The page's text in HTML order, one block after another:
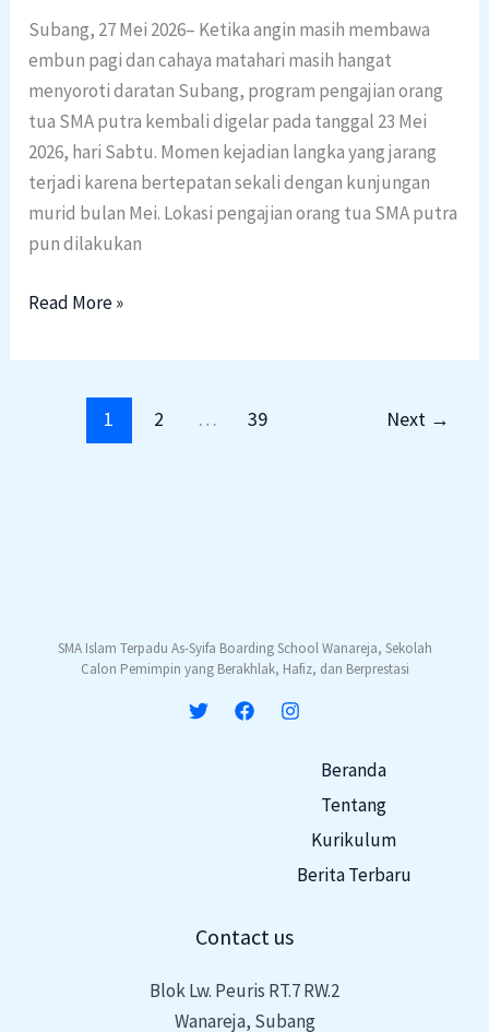
Subang, 27 Mei 2026– Ketika angin masih membawa
embun pagi dan cahaya matahari masih hangat
menyoroti daratan Subang, program pengajian orang
tua SMA putra kembali digelar pada tanggal 23 Mei
2026, hari Sabtu. Momen kejadian langka yang jarang
terjadi karena bertepatan sekali dengan kunjungan
murid bulan Mei. Lokasi pengajian orang tua SMA putra
pun dilakukan
Read More »
1 2 … 39 Next →
SMA Islam Terpadu As-Syifa Boarding School Wanareja, Sekolah
Calon Pemimpin yang Berakhlak, Hafiz, dan Berprestasi
Beranda
Tentang
Kurikulum
Berita Terbaru
Contact us
Blok Lw. Peuris RT.7 RW.2
Wanareja, Subang